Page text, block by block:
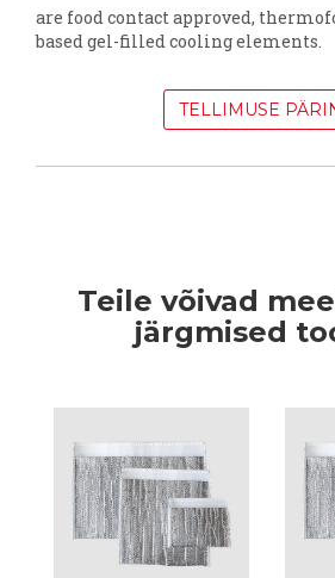
are food contact approved,
based gel-filled cooling elements.
TELLIMUSE
Teile võivad
järgmised